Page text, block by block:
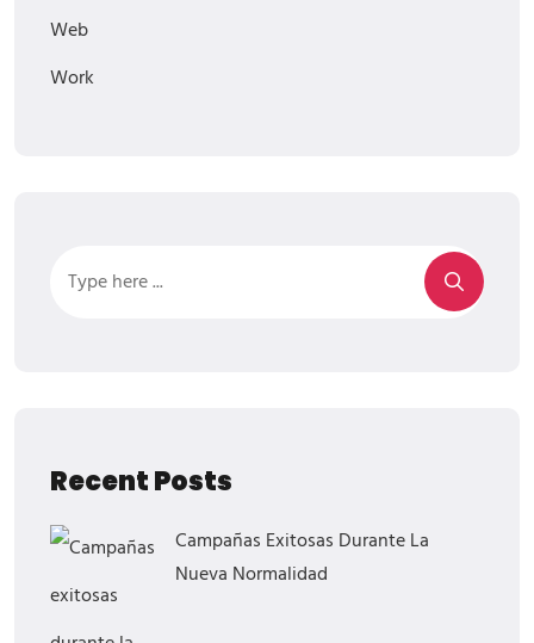
Web
Work
Recent Posts
Campañas Exitosas Durante La
Nueva Normalidad